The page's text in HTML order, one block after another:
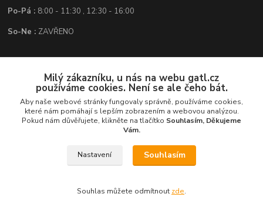
Po-Pá : 8:00 - 11:30 , 12:30 - 16:00
So-Ne : ZAVŘENO
Kontakt
GATL s.r.o.
obchod@gatl.cz,info@gatl.cz
Milý zákazníku, u nás na webu gatl.cz
používáme cookies. Není se ale čeho bát.
Aby naše webové stránky fungovaly správně, používáme cookies,
které nám pomáhají s lepším zobrazením a webovou analýzou.
Pokud nám důvěřujete, klikněte na tlačítko Souhlasím, Děkujeme
Vám.
Nastavení Souhlasím
Souhlas můžete odmítnout zde.